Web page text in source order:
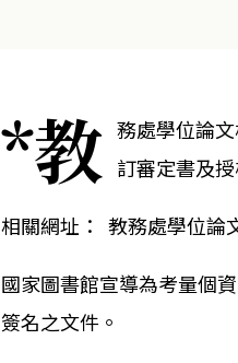
*教 務處學位論
訂審定書及授
相關網址： 教務處學位論
國家圖書館宣導為考量個
簽名之文件。